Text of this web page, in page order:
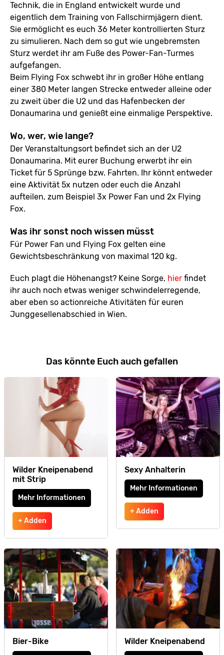
Technik, die in England entwickelt wurde und
eigentlich dem Training von Fallschirmjägern dient.
Sie ermöglicht es euch 36 Meter kontrollierten Sturz
zu simulieren. Nach dem so gut wie ungebremsten
Sturz werdet ihr am Fuße des Power-Fan-Turmes
aufgefangen.
Beim Flying Fox schwebt ihr in großer Höhe entlang
einer 380 Meter langen Strecke entweder alleine oder
zu zweit über die U2 und das Hafenbecken der
Donaumarina und genießt eine einmalige Perspektive.
Wo, wer, wie lange?
Der Veranstaltungsort befindet sich an der U2
Donaumarina. Mit eurer Buchung erwerbt ihr ein
Ticket für 5 Sprünge bzw. Fahrten. Ihr könnt entweder
eine Aktivität 5x nutzen oder euch die Anzahl
aufteilen, zum Beispiel 3x Power Fan und 2x Flying
Fox.
Was ihr sonst noch wissen müsst
Für Power Fan und Flying Fox gelten eine
Gewichtsbeschränkung von maximal 120 kg.
Euch plagt die Höhenangst? Keine Sorge, hier findet
ihr auch noch etwas weniger schwindelerregende,
aber eben so actionreiche Ativitäten für euren
Junggesellenabschied in Wien.
Das könnte Euch auch gefallen
Wilder Kneipenabend
mit Strip
Mehr Informationen
+ Adden
Sexy Anhalterin
Mehr Informationen
+ Adden
Bier-Bike Wilder Kneipenabend